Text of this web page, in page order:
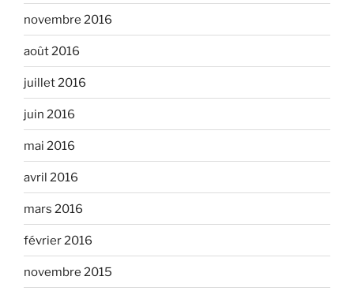
novembre 2016
août 2016
juillet 2016
juin 2016
mai 2016
avril 2016
mars 2016
février 2016
novembre 2015